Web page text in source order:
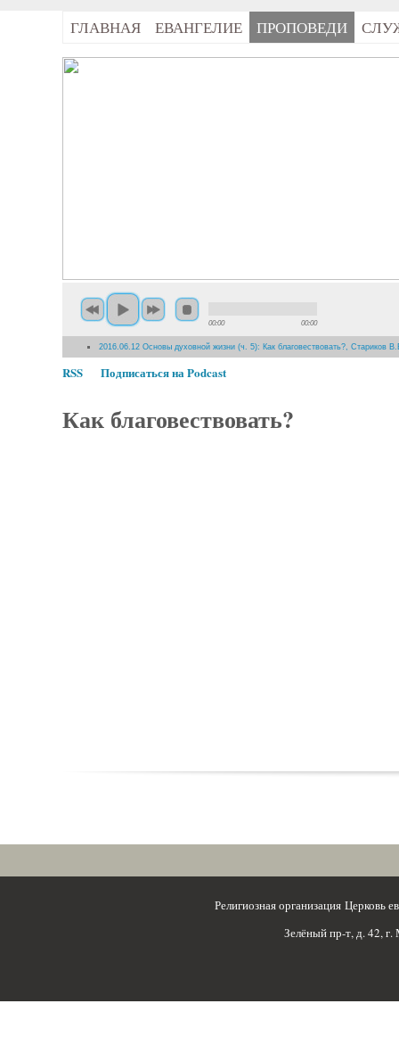
ГЛАВНАЯ ЕВАНГЕЛИЕ ПРОПОВЕДИ
00:00 00:00
2016.06.12 Основы духовной жизни (ч. 5): Как благовествовать?, Стариков
RSS Подписаться на Podcast
Как благовествовать?
Религиозная организация
Зелёный пр-т, д. 42,